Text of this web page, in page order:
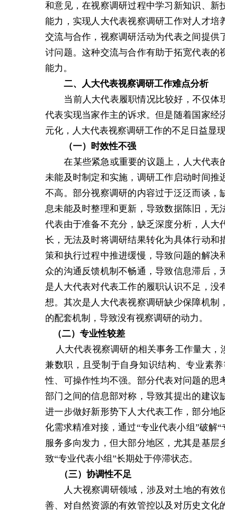
和意见，在视察调研过程中学习新知识、
能力，实现人大代表视察调研工作对人才
交流与合作，视察调研活动为代表之间提
讨问题。这种交流与合作有助于拓宽代表
能力。
二、 人大代表视察调研工作难点分析
当前人大代表履职情况比较好，不仅
代表实现当家作主的诉求。但是随着国家
元化，人大代表视察调研工作的不足日益显
（一） 时效性不强
在某些紧急或重要的议题上，人大代
未能及时制定和实施，调研工作启动时间
不高。部分视察调研的内容过于泛泛而谈
息未能及时整理和更新，导致数据陈旧，
代表由于准备不充分，缺乏深度分析，人
长，无法及时将调研结果转化为具体行动
策和执行过程中推进缓慢，导致问题的解
众的沟通反馈机制不畅通，导致信息滞后
是人大代表对代表工作的履职认识不足，
想。其次是人大代表视察调研缺少保障机
的配套机制，导致没有视察调研的动力。
（二） 专业性较差
人大代表视察调研的相关事务工作量大
兼数职，且受制于自身知识结构、专业素
性、可操作性均不强。部分代表对问题的
部门之间的信息部对称，导致其提出的建
进一步做好新形势下人大代表工作，部分
化需求精准对接，通过“专业代表小组”破解
服务多向发力，但大部分地区，尤其是基
致“专业代表小组”长期处于停滞状态。
（三）协调性不足
人大视察调研领域，涉及对土地的有
善、对自然资源的有效管控以及对历史文